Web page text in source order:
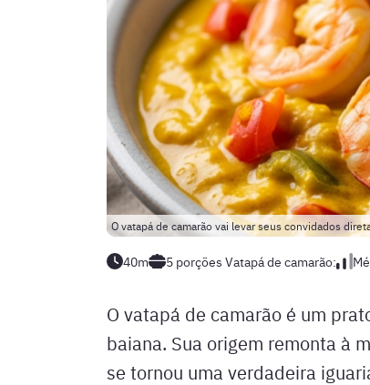
O vatapá de camarão vai levar seus convidados
40m 5 porçõesVatapá de camarão:
O vatapá de camarão é um
baiana. Sua origem remonta à
se tornou uma verdadeira